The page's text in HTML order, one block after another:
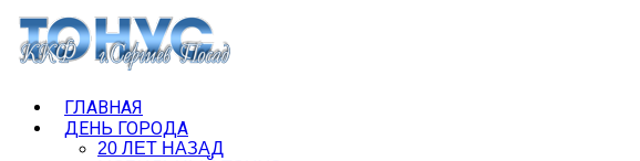
ГЛАВНАЯ
ДЕНЬ ГОРОДА
20 ЛЕТ НАЗАД